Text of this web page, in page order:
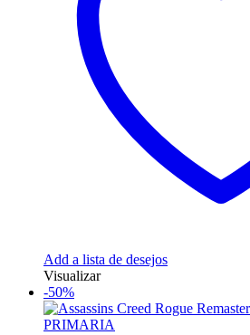
Add a lista de desejos
Visualizar
-50%